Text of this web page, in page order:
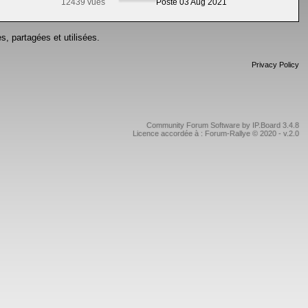
12439 vues Posté 03 Aug 2021
partagées et utilisées.
Privacy Policy
Community Forum Software by IP.Board 3.4.8
Licence accordée à : Forum-Rallye © 2020 - v.2.0